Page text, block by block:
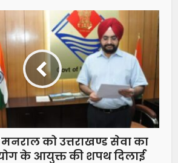
को उत्तराखण्ड सेवा का
के आयुक्त की शपथ दिलाई